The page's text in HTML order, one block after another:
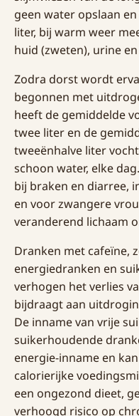
geen water opslaan
liter, bij warm weer
huid (zweten), urine
Zodra dorst wordt
begonnen met
heeft de gemiddelde
twee liter en de
tweeënhalve liter
schoon water, elke
bij braken en diarree,
en voor zwangere
veranderend lichaam
Dranken met cafeïne,
energiedranken en
verhogen het verlies
bijdraagt aan
De inname van vrije
suikerhoudende
energie-inname en
calorierijke
een ongezond dieet,
verhoogd risico op